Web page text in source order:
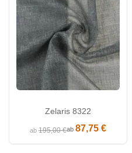
Zelaris 8322
ab195,00 €ab 87,75 €